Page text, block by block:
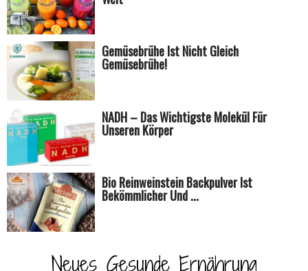
Gemüsebrühe Ist Nicht Gleich
Gemüsebrühe!
NADH – Das Wichtigste Molekül Für
Unseren Körper
Bio Reinweinstein Backpulver Ist
Bekömmlicher Und ...
Neues Gesunde Ernährung